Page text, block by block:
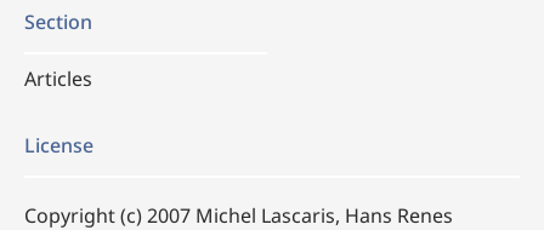
Section
Articles
License
Copyright (c) 2007 Michel Lascaris, Hans Renes